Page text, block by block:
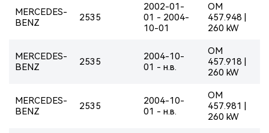
MERCEDES-
BENZ
2535
2002-01-
01 - 2004-
10-01
OM
457.948 |
260 kW
MERCEDES-
BENZ
2535
2004-10-
01 - н.в.
OM
457.918 |
260 kW
MERCEDES-
BENZ
2535
2004-10-
01 - н.в.
OM
457.981 |
260 kW